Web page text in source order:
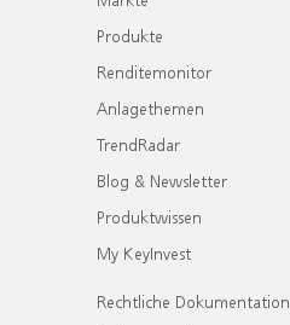
Produkte
Renditemonitor
Anlagethemen
TrendRadar
Blog & Newsletter
Produktwissen
My KeyInvest
Rechtliche Dokumentation